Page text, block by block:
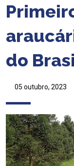
do
05 outubro, 2023